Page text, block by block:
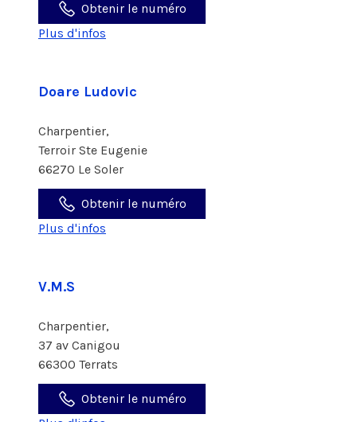
Obtenir le numéro
Plus d'infos
Doare Ludovic
Charpentier,
Terroir Ste Eugenie
66270 Le Soler
Obtenir le numéro
Plus d'infos
V.M.S
Charpentier,
37 av Canigou
66300 Terrats
Obtenir le numéro